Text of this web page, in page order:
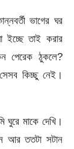
ভাগের ঘর
তাই করার
পেরেক ঠুকলে?
কিচ্ছু নেই।
মাকে দেখি।
আর ততটা সটান